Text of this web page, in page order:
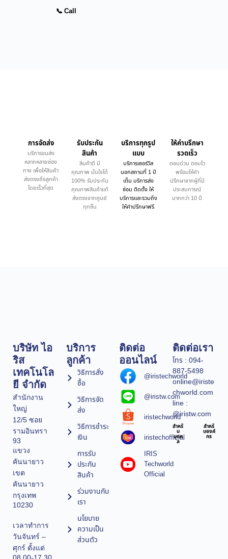
📞 Call
การจัดส่ง
บริการขนส่ง
หลากหลายช่อง
ทาง เพื่อให้สินค้า
ส่งตรงถึงลูกค้า
โดยเร็วที่สุด
รับประกัน
สินค้า
สินค้าดี มี
คุณภาพ มั่นใจได้
100% รับประกัน
คุณภาพสินค้าแท้
ส่งตรงจากศูนย์
ทุกชิ้น
บริการทุกรูป
แบบ
บริการเซอร์วิส
นอกสถานที่ 1 ปี
เต็ม บริการส่ง
ซ่อม ติดตั้ง ให้
บริการและรวมถึง
ให้คำปรึกษาฟรี
ให้คำบรึกษา
รวดเร็ว
ตอบด่วน ตอบไว
พร้อมให้คำ
ปรึกษาจากผู้ที่มี
ประสบการณ์
มากกว่า 10 ปี
บริษัท ไอ
ริส
เทคโนโล
ยี จำกัด
สำนักงาน
ใหญ่
12/5 ซอย
รามอินทรา
93
แขวง
คันนายาว
เขต
คันนายาว
กรุงเทพ
10230
เวลาทำการ
วันจันทร์ –
ศุกร์ ตั้งแต่
บริการ
ลูกค้า
วิธีการสั่ง
ซื้อ
วิธีการจัด
ส่ง
วิธีการชำระ
เงิน
การรับ
ประกัน
สินค้า
ร่วมงานกับ
เรา
นโยบาย
ความเป็น
ส่วนตัว
ติดต่อ
ออนไลน์
@iristechworld
@iristw.com
iristechworld
iristechofficial
IRIS
Techworld
Official
ติดต่อเรา
โทร : 094-
887-5498
online@iriste
chworld.com
line :
@iristw.com
สำหรั
บ
บุคค
ล
สำหรั
บองค์
กร